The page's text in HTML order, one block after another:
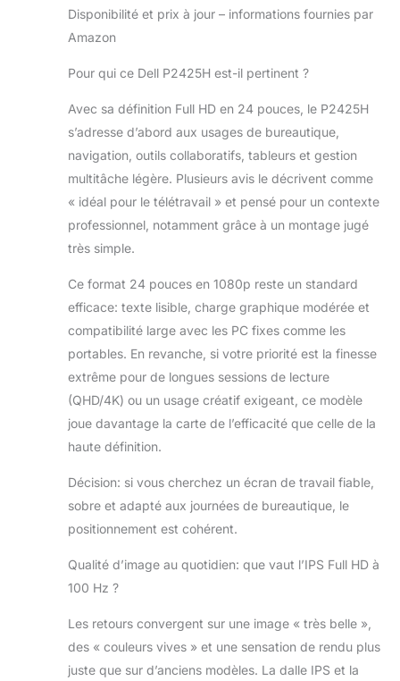
oculaire 4 étoiles.
certifié 4 étoiles
oculaire*.
*Certification Eye
de TÜV Rheinland.
Technologie
ComfortView Plus
améliorée : Réduit
nocive à ≤ 35 %,
pour un confort
tout au long de la
journée sans
sacrifier la couleur.
Taux d’actualisation
d’actualisation de
100 Hz garantit une
défilement plus
homogène et des
mouvements plus
éclatantes : Large
jusqu’à 16,7 millions
de couleurs
affichables à 99 %
de couverture
Disponibilité et prix à jour – informations fournies par
Amazon
Pour qui ce Dell P2425H est-il pertinent ?
Avec sa définition Full HD en 24 pouces, le P2425H
s’adresse d’abord aux usages de bureautique,
navigation, outils collaboratifs, tableurs et gestion
multitâche légère. Plusieurs avis le décrivent comme
« idéal pour le télétravail » et pensé pour un contexte
professionnel, notamment grâce à un montage jugé
très simple.
Ce format 24 pouces en 1080p reste un standard
efficace: texte lisible, charge graphique modérée et
compatibilité large avec les PC fixes comme les
portables. En revanche, si votre priorité est la finesse
extrême pour de longues sessions de lecture
(QHD/4K) ou un usage créatif exigeant, ce modèle
joue davantage la carte de l’efficacité que celle de la
haute définition.
Décision: si vous cherchez un écran de travail fiable,
sobre et adapté aux journées de bureautique, le
positionnement est cohérent.
Qualité d’image au quotidien: que vaut l’IPS Full HD à
100 Hz ?
Les retours convergent sur une image « très belle »,
des « couleurs vives » et une sensation de rendu plus
juste que sur d’anciens modèles. La dalle IPS et la